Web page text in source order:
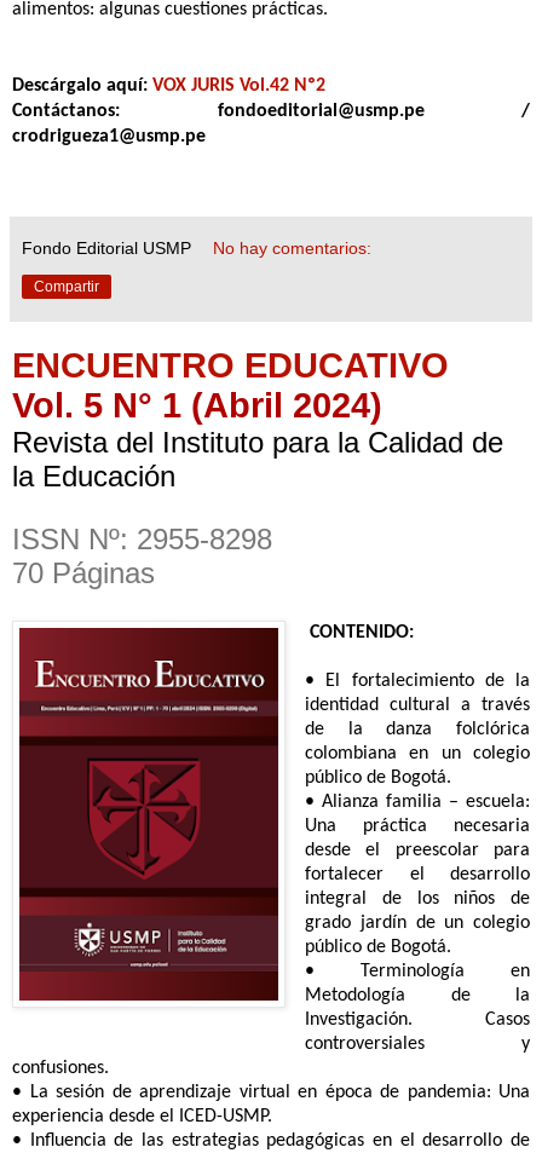
alimentos: algunas cuestiones prácticas.
Descárgalo aquí: VOX JURIS Vol.42 Nº2
Contáctanos: fondoeditorial@usmp.pe /
crodrigueza1@usmp.pe
Fondo Editorial USMP No hay comentarios:
Compartir
ENCUENTRO EDUCATIVO
Vol. 5 N° 1 (Abril 2024)
Revista del Instituto para la Calidad de
la Educación
ISSN Nº: 2955-8298
70 Páginas
CONTENIDO:
• El fortalecimiento de la
identidad cultural a través
de la danza folclórica
colombianaen un colegio
público de Bogotá.
• Alianza familia – escuela:
Una práctica necesaria
desde el preescolar para
fortalecer el desarrollo
integral de los niños de
grado jardín de un colegio
público de Bogotá.
• Terminología en
Metodología de la
Investigación. Casos
controversiales y
confusiones.
• La sesión de aprendizaje virtual en época de pandemia: Una
experiencia desde el ICED-USMP.
• Influencia de las estrategias pedagógicas en el desarrollo de